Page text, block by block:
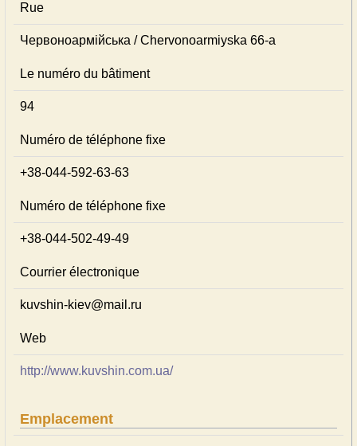
Rue
Червоноармійська / Chervonoarmiyska 66-а
Le numéro du bâtiment
94
Numéro de téléphone fixe
+38-044-592-63-63
Numéro de téléphone fixe
+38-044-502-49-49
Courrier électronique
kuvshin-kiev@mail.ru
Web
http://www.kuvshin.com.ua/
Emplacement